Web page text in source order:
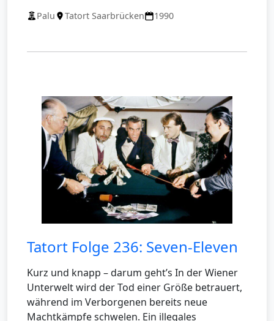
Palu Tatort Saarbrücken 1990
Tatort Folge 236: Seven-Eleven
Kurz und knapp – darum geht’s In der Wiener
Unterwelt wird der Tod einer Größe betrauert,
während im Verborgenen bereits neue
Machtkämpfe schwelen. Ein illegales